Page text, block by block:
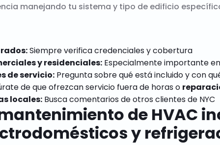
manejando tu sistema y tipo de edificio
Siempre verifica credenciales y cobertura
y residenciales:Especialmente importante
de servicio:Pregunta sobre qué está incluido y con
de que ofrezcan servicio fuera de horas o
locales:Busca comentarios de otros clientes de NYC
de HVAC
y